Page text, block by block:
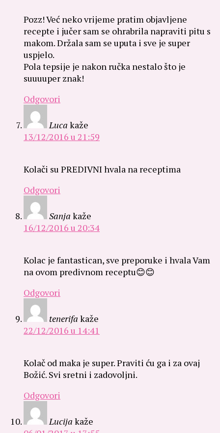
Pozz! Već neko vrijeme pratim objavljene
recepte i jučer sam se ohrabrila napraviti pitu s
makom. Držala sam se uputa i sve je super
uspjelo.
Pola tepsije je nakon ručka nestalo što je
suuuuper znak!
Odgovori
Luca kaže
13/12/2016 u 21:59
Kolači su PREDIVNI hvala na receptima
Odgovori
Sanja kaže
16/12/2016 u 20:34
Kolac je fantastican, sve preporuke i hvala Vam
na ovom predivnom receptu😊😊
Odgovori
tenerifa kaže
22/12/2016 u 14:41
Kolač od maka je super. Praviti ću ga i za ovaj
Božić. Svi sretni i zadovoljni.
Odgovori
Lucija kaže